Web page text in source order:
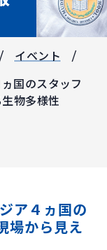
イベント
国のスタッフ
物多様性
ア４ヵ国の
場から見え